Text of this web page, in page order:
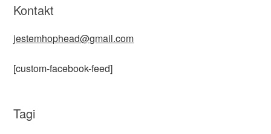
Kontakt
jestemhophead@gmail.com
[custom-facebook-feed]
Tagi